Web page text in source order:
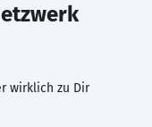
wirklich zu Dir